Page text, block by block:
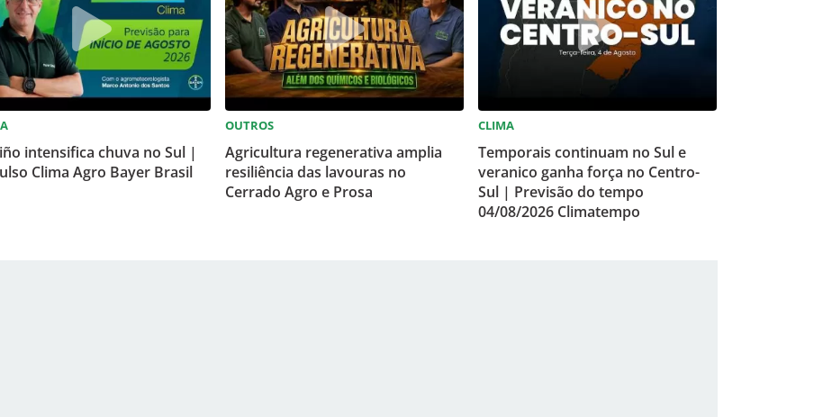
intensifica chuva no Sul |
Clima Agro Bayer Brasil
OUTROS
Agricultura regenerativa amplia
resiliência das lavouras no
Cerrado Agro e Prosa
CLIMA
Temporais continuam no Sul e
veranico ganha força no Centro-
Sul | Previsão do tempo
04/08/2026 Climatempo